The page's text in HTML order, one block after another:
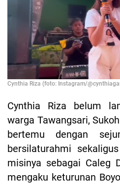
Cynthia Riza (foto: Instagram/
Cynthia Riza belum
warga Tawangsari,
bertemu dengan
bersilaturahmi
misinya sebagai Caleg
mengaku keturunan